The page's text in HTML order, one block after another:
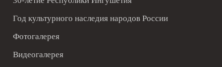
Год культурного наследия народов России
Фотогалерея
Видеогалерея